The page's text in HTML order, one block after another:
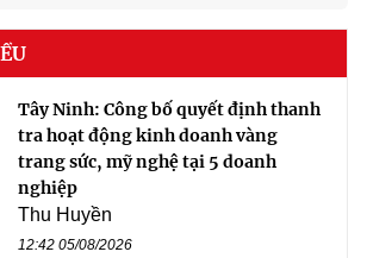
Tây Ninh: Công bố quyết định thanh
tra hoạt động kinh doanh vàng
trang sức, mỹ nghệ tại 5 doanh
nghiệp
Thu Huyền
12:42 05/08/2026